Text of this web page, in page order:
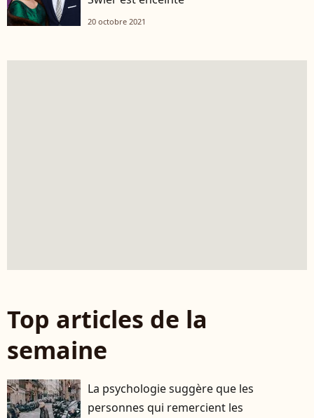
20 octobre 2021
Top articles de la
semaine
La psychologie suggère que les
personnes qui remercient les